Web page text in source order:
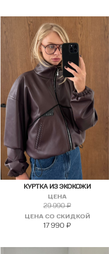
КУРТКА ИЗ ЭКОКОЖИ
ЦЕНА
29 990₽
ЦЕНА СО СКИДКОЙ
17 990 ₽